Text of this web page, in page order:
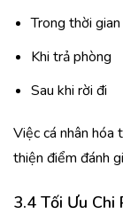
Trong thời
Khi trả phòng
Sau khi rời đi
Việc cá nhân hóa
thiện điểm đánh
3.4 Tối Ưu Chi